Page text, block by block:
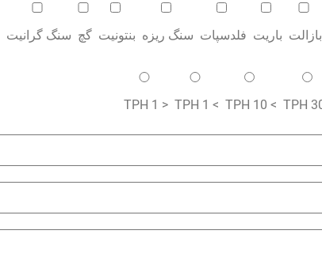
بازالت باریت فلدسپات سنگ ریزه بنتونیت گچ سنگ گرانیت
> 10 TPH
> 1 TPH
< 1 TPH